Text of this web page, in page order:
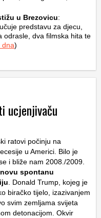
u Brezovicu:
predstavu za djecu,
odrasle, dva filmska hita te
dna)
ucjenjivaču
ratovi počinju na
u Americi. Bilo je
i bliže nam 2008./2009.
spontanu
. Donald Trump, kojeg je
biračko tijelo, izazivanjem
svim zemljama svijeta
detonacijom. Okvir